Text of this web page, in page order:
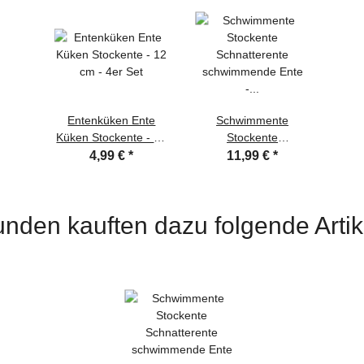
Entenküken Ente
Küken Stockente - 12
cm - 4er Set
4,99 €*
Schwimmente
Stockente
Schnatterente
11,99 €*
kauften dazu folgende